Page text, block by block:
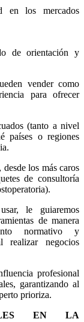
en los mercados
de orientación y
vender como
para ofrecer
(tanto a nivel
países o regiones
los más caros
de consultoría
le guiaremos
de manera
normativo y
realizar negocios
profesional
garantizando al
prioriza.
EN LA